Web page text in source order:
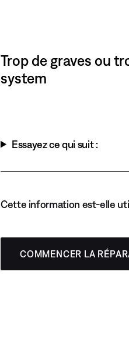
Trop de graves ou
system
Essayez ce qui suit :
Cette information est-elle
COMMENCER LA